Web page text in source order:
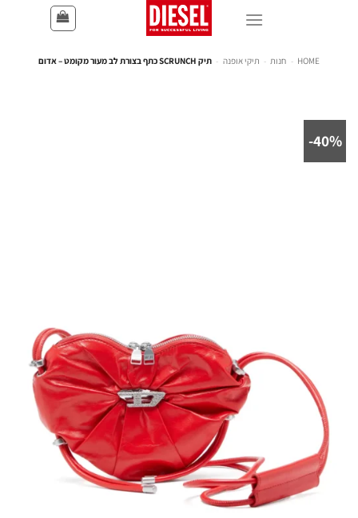
HOME
- חנות - תיקי אופנה - תיק SCRUNCH כתף בצורת לב מעור מקומט – אדום
40%-